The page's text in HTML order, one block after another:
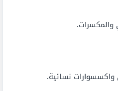
والمكسرات.
نسائية.